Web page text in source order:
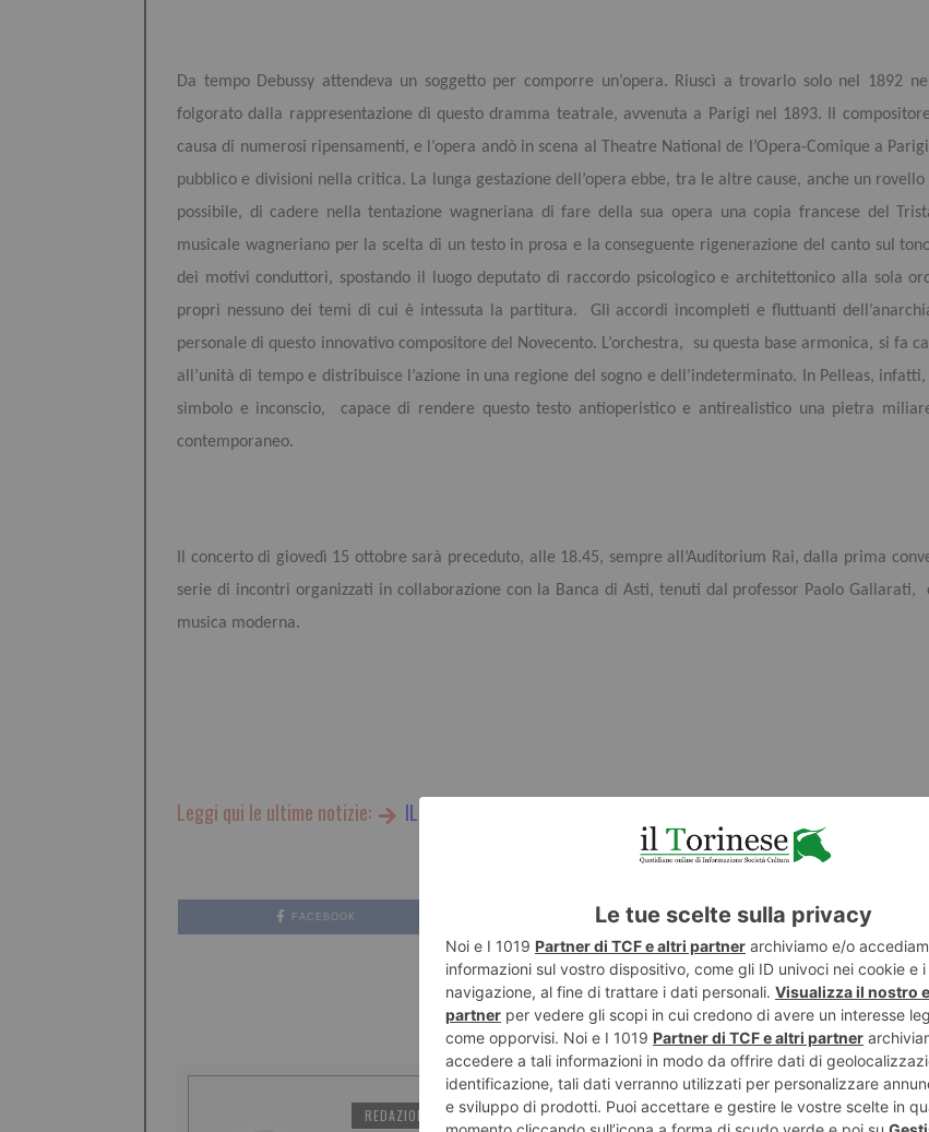
Da tempo Debussy attendeva un soggetto per comporre un’opera. Riuscì a trovarlo solo nel 1892
folgorato dalla rappresentazione di questo dramma teatrale, avvenuta a Parigi nel 1893. Il
causa di numerosi ripensamenti, e l’opera andò in scena al Theatre National de l’Opera-Comique a
pubblico e divisioni nella critica. La lunga gestazione dell’opera ebbe, tra le altre cause, anche un
possibile, di cadere nella tentazione wagneriana di fare della sua opera una copia francese del
musicale wagneriano per la scelta di un testo in prosa e la conseguente rigenerazione del canto sul
dei motivi conduttori, spostando il luogo deputato di raccordo psicologico e architettonico alla sola
propri nessuno dei temi di cui è intessuta la partitura. Gli accordi incompleti e fluttuanti
personale di questo innovativo compositore del Novecento. L’orchestra, su questa base armonica, si fa
all’unità di tempo e distribuisce l’azione in una regione del sogno e dell’indeterminato. In Pelleas,
simbolo e inconscio, capace di rendere questo testo antioperistico e antirealistico una pietra
contemporaneo.
Il concerto di giovedì 15 ottobre sarà preceduto, alle 18.45, sempre all’Auditorium Rai, dalla prima
serie di incontri organizzati in collaborazione con la Banca di Asti, tenuti dal professor Paolo
musica moderna.
Leggi qui le ultime notizie: IL TORINESE
FACEBOOK TWITTER WHATSAPP
GIOVEDI 15 E VENERDÌ 16 OTTOBRE
REDAZIONE IL TORINESE POST RECENTI